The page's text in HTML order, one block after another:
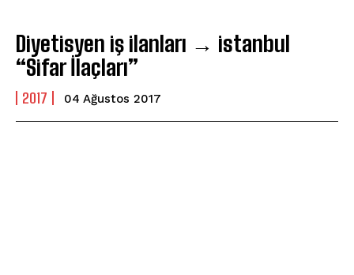
Diyetisyen iş ilanları → istanbul
“Sifar İlaçları”
2017 04 Ağustos 2017